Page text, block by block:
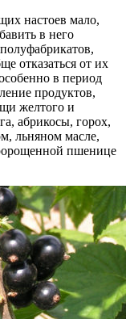
настоев мало,
в него
отказаться от их
в период
продуктов,
желтого и
абрикосы, горох,
льняном масле,
пшенице